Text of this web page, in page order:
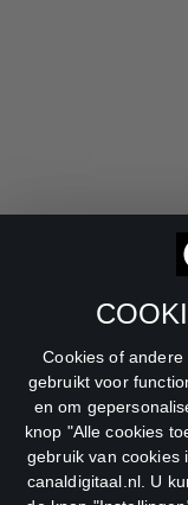
Cookies of
gebruikt voor
en om
knop "Alle cookies
gebruik van cookies
canaldigitaal.nl. U